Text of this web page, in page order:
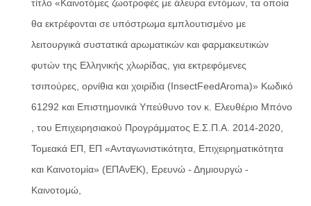
τίτλο «Καινοτόμες ζωοτροφές με άλευρα εντόμων, τα οποία
θα εκτρέφονται σε υπόστρωμα εμπλουτισμένο με
λειτουργικά συστατικά αρωματικών και φαρμακευτικών
φυτών της Ελληνικής χλωρίδας, για εκτρεφόμενες
τσιπούρες, ορνίθια και χοιρίδια (InsectFeedAroma)» Κωδικό
61292 και Επιστημονικά Υπεύθυνο τον κ. Ελευθέριο Μπόνο
, του Επιχειρησιακού Προγράμματος Ε.Σ.Π.Α. 2014-2020,
Τομεακά ΕΠ, ΕΠ «Ανταγωνιστικότητα, Επιχειρηματικότητα
και Καινοτομία» (ΕΠΑνΕΚ), Ερευνώ - Δημιουργώ -
Καινοτομώ,